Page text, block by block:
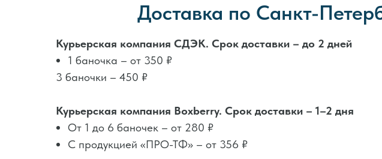
Совмещаете с основной
Курьерская компания СДЭК. Срок доставки – до 2 дней
1 баночка – от 350 ₽
3 баночки – 450 ₽
Курьерская компания Boxberry. Срок доставки – 1–2 дня
От 1 до 6 баночек – от 280 ₽
С продукцией «ПРО-ТФ» – от 356 ₽
Доставка по Санкт-